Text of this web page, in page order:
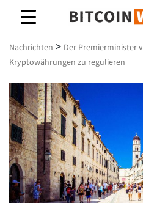
Bitcoin-
Nachrichten > Der Premierminister
Kryptowährungen zu regulieren